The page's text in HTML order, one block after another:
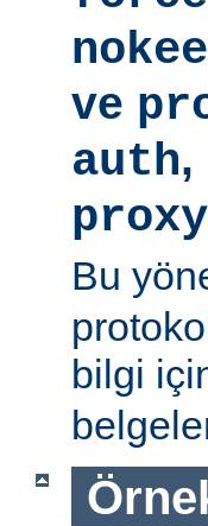
ve
auth,
Bu
bilgi